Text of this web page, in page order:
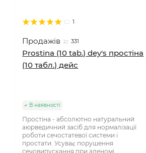
1
Продажів 331
Prostina (10 tab.) dey's простіна
(10 табл.) дейс
В наявності
Простіна - абсолютно натуральний
аюрведичний засіб для нормалізації
роботи сечостатевої системи і
простати. Усуває порушення
сечовипускання при аденомі